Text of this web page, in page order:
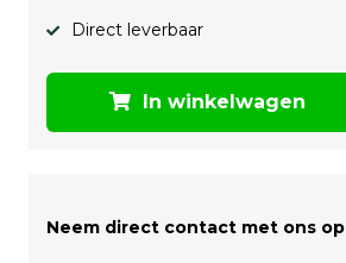
Direct leverbaar
In winkelwagen
Neem direct contact met ons op